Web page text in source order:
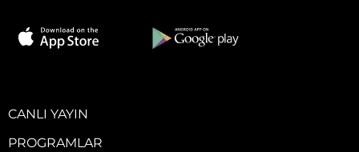
CANLI YAYIN
PROGRAMLAR